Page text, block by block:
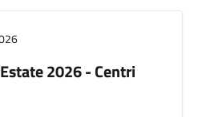
2026 - Centri